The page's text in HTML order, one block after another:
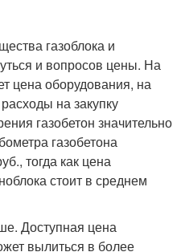
газоблока и
и вопросов цены. На
цена оборудования, на
на закупку
газобетон значительно
газобетона
тогда как цена
стоит в среднем
Доступная цена
вылиться в более